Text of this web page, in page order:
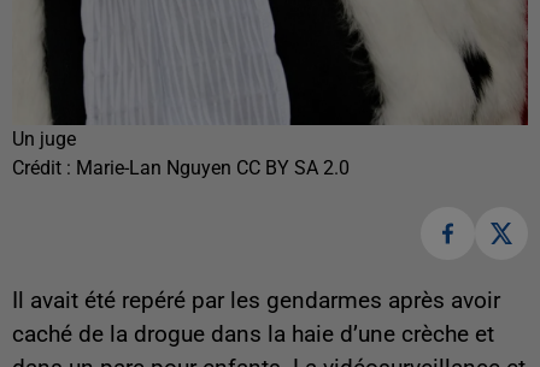
Un juge
Crédit : Marie-Lan Nguyen CC BY SA 2.0
Il avait été repéré par les gendarmes après avoir
caché de la drogue dans la haie d’une crèche et